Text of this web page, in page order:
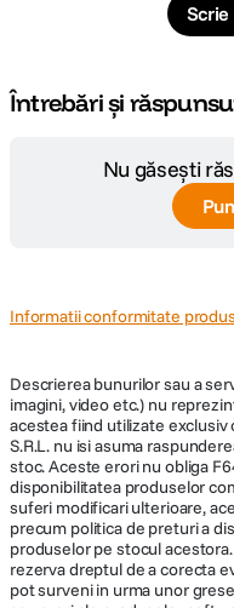
Scrie
Întrebări și
Nu găsești
Informatii conformitate produs
Descrierea bunurilor sau a
imagini, video etc.) nu
acestea fiind utilizate
S.R.L. nu isi asuma
stoc. Aceste erori nu obliga
disponibilitatea produselor
suferi modificari ulterioare,
precum politica de preturi a
produselor pe stocul
rezerva dreptul de a corecta
pot surveni in urma unor